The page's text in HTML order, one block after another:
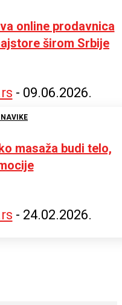
online prodavnica
širom Srbije
- 09.06.2026.
masaža budi telo,
- 24.02.2026.